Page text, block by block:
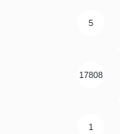
5
17808
1